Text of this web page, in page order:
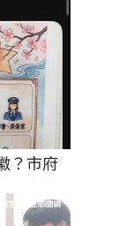
？市府